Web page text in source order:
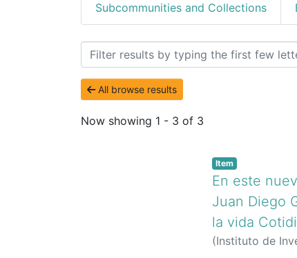
Subcommunities and Collections
Browsing Podcast y
All browse results
Now showing 1 - 3 of 3
Item
En este
Juan Diego
la vida
(Instituto de